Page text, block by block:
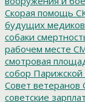
Скорая помощь
будущих медиков
собаки
рабочем месте
смотровая
собор Парижской
Совет ветеранов
советские